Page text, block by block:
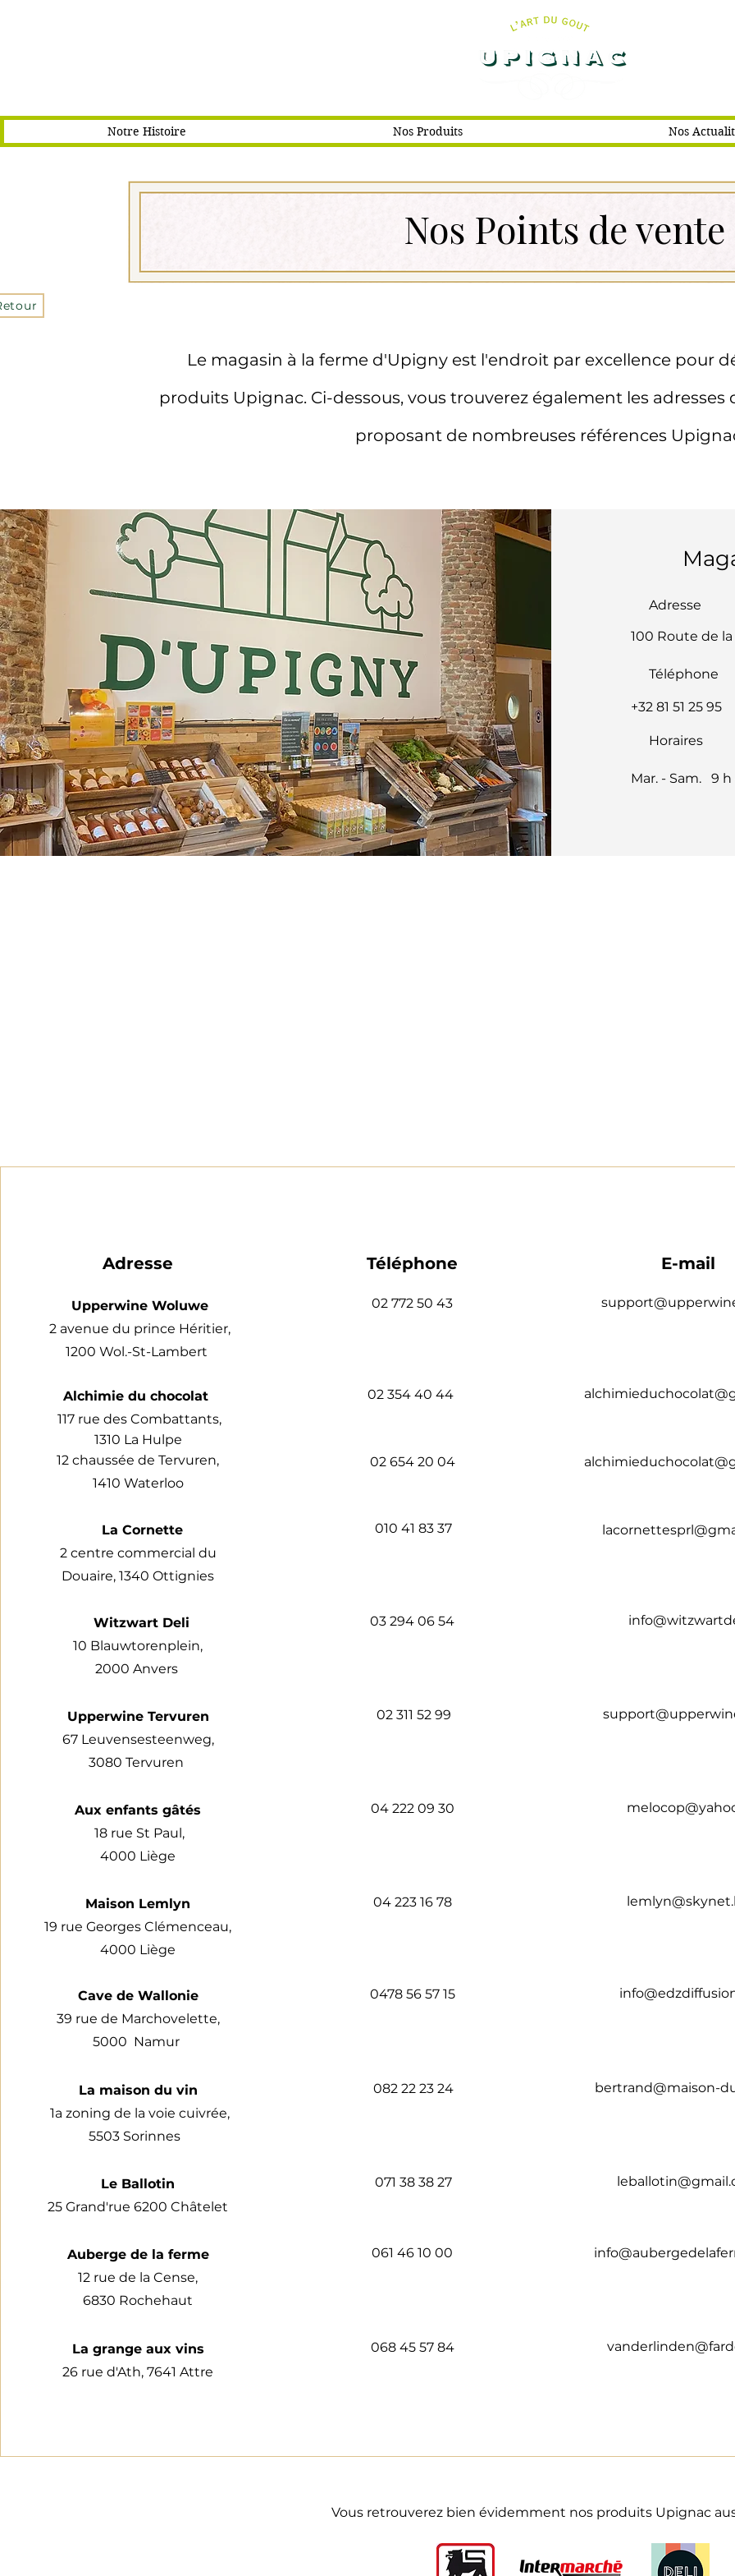
Notre Histoire Nos Produits Nos
Nos Points de vente
Le magasin à la ferme d'Upigny est l'endroit par excellence pour
produits Upignac. Ci-dessous, vous trouverez également les
proposant de nombreuses références
Adresse
100 Route de
Téléphone
+32 81 51 25 95
Horaires
Mar. - Sam. 9 h
Adresse
Upperwine Woluwe
2 avenue du prince Héritier,
1200 Wol.-St-Lambert
Alchimie du chocolat
117 rue des Combattants,
1310 La Hulpe
12 chaussée de Tervuren,
1410 Waterloo
La Cornette
2 centre commercial du
Douaire, 1340 Ottignies
Witzwart Deli
10 Blauwtorenplein,
2000 Anvers
Upperwine Tervuren
67 Leuvensesteenweg,
3080 Tervuren
Aux enfants gâtés
18 rue St Paul,
4000 Liège
Maison Lemlyn
19 rue Georges Clémenceau,
4000 Liège
Cave de Wallonie
39 rue de Marchovelette,
5000 Namur
La maison du vin
1a zoning de la voie cuivrée,
5503 Sorinnes
Le Ballotin
25 Grand'rue 6200 Châtelet
Auberge de la ferme
12 rue de la Cense,
6830 Rochehaut
La grange aux vins
26 rue d'Ath, 7641 Attre
Téléphone
02 772 50 43​
02 354 40 44
02 654 20 04​
010 41 83 37
03 294 06 54
02 311 52 99
04 222 09 30​
04 223 16 78​
0478 56 57 15​
082 22 23 24​
071 38 38 27
061 46 10 00
068 45 57 84
E-mail
bertrand@maison-
Vous retrouverez bien évidemment nos produits Upignac